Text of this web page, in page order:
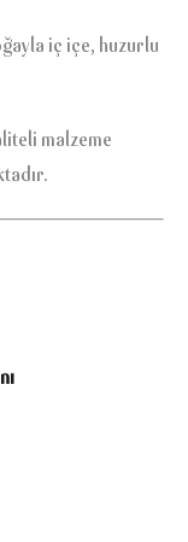
iç içe, huzurlu
malzeme